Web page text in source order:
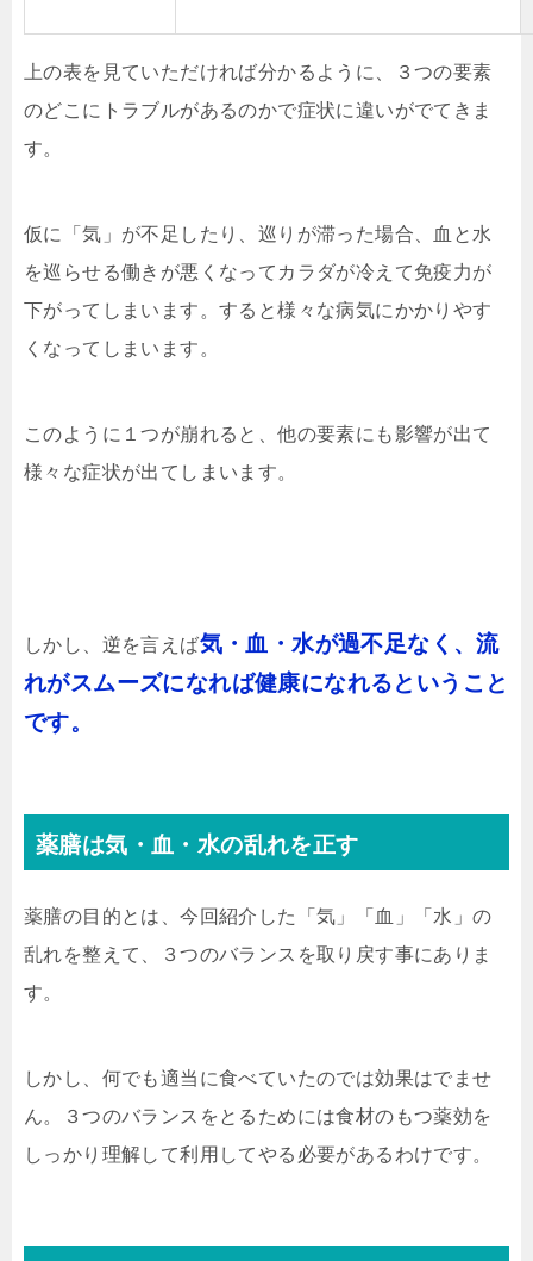
上の表を見ていただければ分かるように、３つの要素
のどこにトラブルがあるのかで症状に違いがでてきま
す。
仮に「気」が不足したり、巡りが滞った場合、血と水
を巡らせる働きが悪くなってカラダが冷えて免疫力が
下がってしまいます。すると様々な病気にかかりやす
くなってしまいます。
このように１つが崩れると、他の要素にも影響が出て
様々な症状が出てしまいます。
しかし、逆を言えば気・血・水が過不足なく、流
れがスムーズになれば健康になれるということ
です。
薬膳は気・血・水の乱れを正す
薬膳の目的とは、今回紹介した「気」「血」「水」の
乱れを整えて、３つのバランスを取り戻す事にありま
す。
しかし、何でも適当に食べていたのでは効果はでませ
ん。３つのバランスをとるためには食材のもつ薬効を
しっかり理解して利用してやる必要があるわけです。